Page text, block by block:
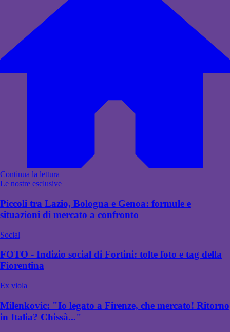
Continua la lettura
Le nostre esclusive
Piccoli tra Lazio, Bologna e Genoa: formule e
situazioni di mercato a confronto
Social
FOTO - Indizio social di Fortini: tolte foto e tag della
Fiorentina
Ex viola
Milenkovic: "Io legato a Firenze, che mercato! Ritorno
in Italia? Chissà..."